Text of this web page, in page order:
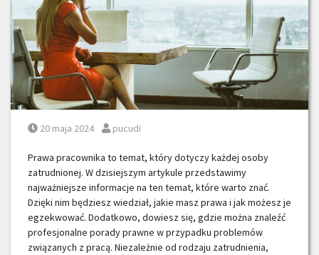
Posted on
20 maja 2024 Posted by
pucudi
Prawa pracownika to temat, który dotyczy każdej osoby
zatrudnionej. W dzisiejszym artykule przedstawimy
najważniejsze informacje na ten temat, które warto znać.
Dzięki nim będziesz wiedział, jakie masz prawa i jak możesz je
egzekwować. Dodatkowo, dowiesz się, gdzie można znaleźć
profesjonalne porady prawne w przypadku problemów
związanych z pracą. Niezależnie od rodzaju zatrudnienia,